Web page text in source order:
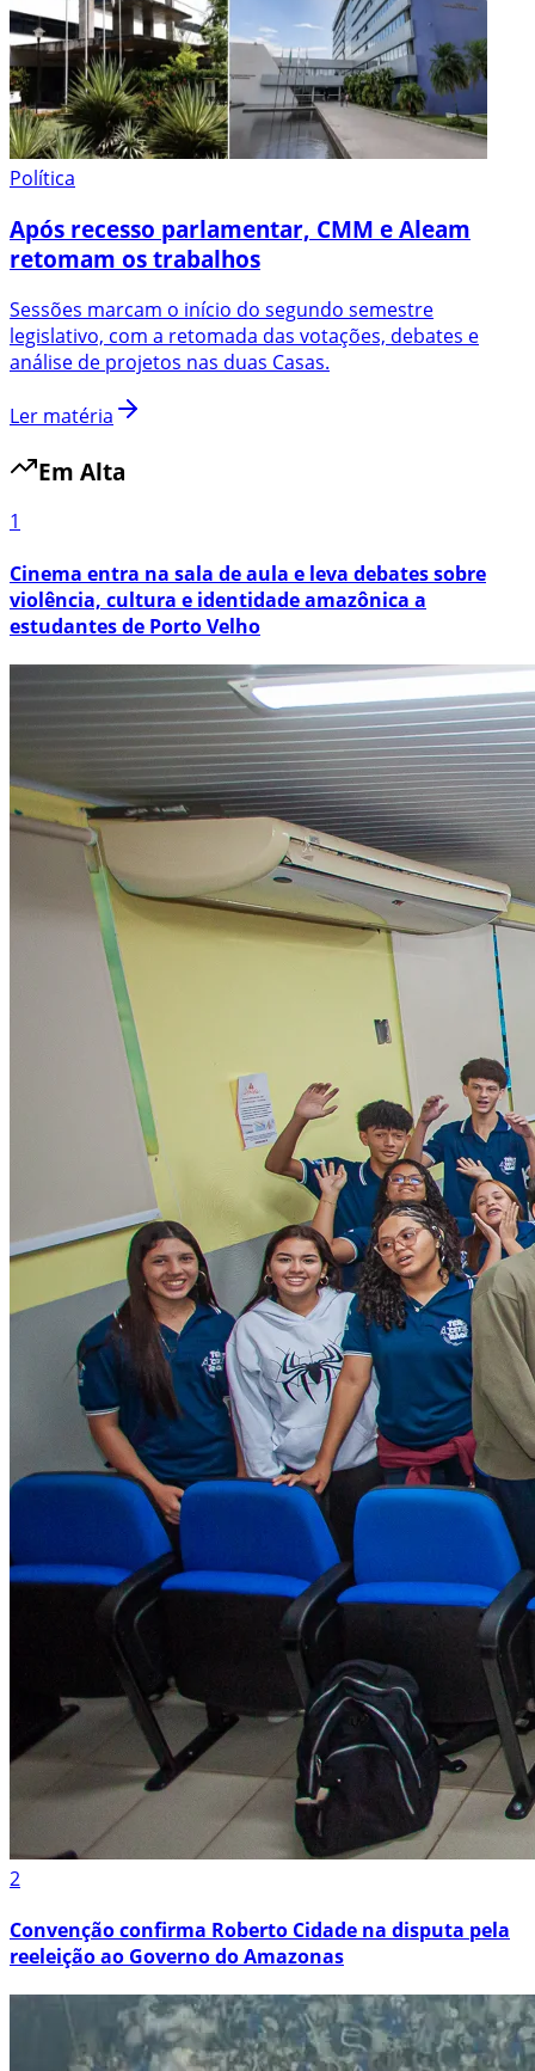
Política
Após recesso parlamentar, CMM e Aleam
retomam os trabalhos
Sessões marcam o início do segundo semestre
legislativo, com a retomada das votações, debates e
análise de projetos nas duas Casas.
Ler matéria
Em Alta
1
Cinema entra na sala de aula e leva debates sobre
violência, cultura e identidade amazônica a
estudantes de Porto Velho
2
Convenção confirma Roberto Cidade na disputa pela
reeleição ao Governo do Amazonas